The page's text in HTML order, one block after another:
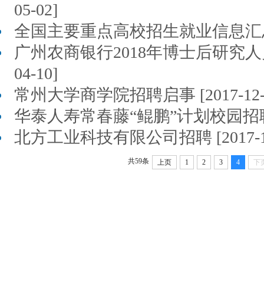
05-02]
全国主要重点高校招生就业信息汇
广州农商银行2018年博士后研究
04-10]
常州大学商学院招聘启事 [2017-
华泰人寿常春藤“鲲鹏”计划校园招
北方工业科技有限公司招聘 [2017-
共59条 上页 1 2 3 4 下